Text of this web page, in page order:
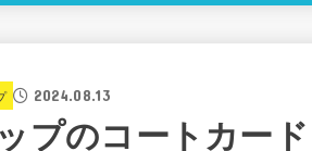
2024.08.13
プのコートカー